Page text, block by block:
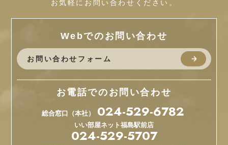
お気軽にお問い合わせください。
Webでのお問い合わせ
お問い合わせフォーム
お電話でのお問い合わせ
総合窓口（本社） 024-529-6782
いい部屋ネット福島駅前店
024-529-5707